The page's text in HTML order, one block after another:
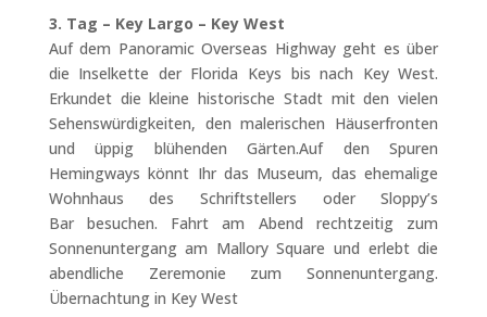
3. Tag – Key Largo – Key West
Auf dem Panoramic Overseas Highway geht es über
die Inselkette der Florida Keys bis nach Key West.
Erkundet die kleine historische Stadt mit den vielen
Sehenswürdigkeiten, den malerischen Häuserfronten
und üppig blühenden Gärten.Auf den Spuren
Hemingways könnt Ihr das Museum, das ehemalige
Wohnhaus des Schriftstellers oder Sloppy’s
Bar besuchen. Fahrt am Abend rechtzeitig zum
Sonnenuntergang am Mallory Square und erlebt die
abendliche Zeremonie zum Sonnenuntergang.
Übernachtung in Key West